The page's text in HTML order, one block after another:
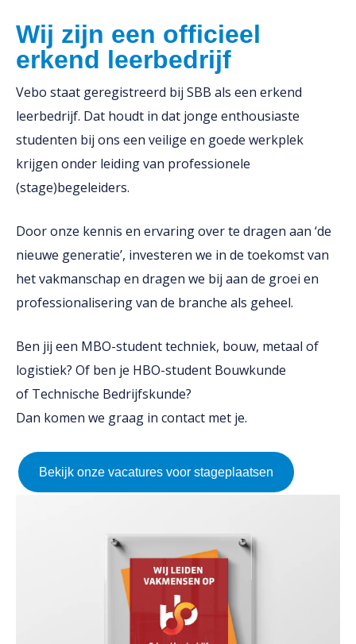
Wij zijn een officieel
erkend leerbedrijf
Vebo staat geregistreerd bij SBB als een erkend
leerbedrijf. Dat houdt in dat jonge enthousiaste
studenten bij ons een veilige en goede werkplek
krijgen onder leiding van professionele
(stage)begeleiders.
Door onze kennis en ervaring over te dragen aan ‘de
nieuwe generatie’, investeren we in de toekomst van
het vakmanschap en dragen we bij aan de groei en
professionalisering van de branche als geheel.
Ben jij een MBO-student techniek, bouw, metaal of
logistiek? Of ben je HBO-student Bouwkunde
of Technische Bedrijfskunde?
Dan komen we graag in contact met je.
Bekijk onze vacatures voor stageplaatsen